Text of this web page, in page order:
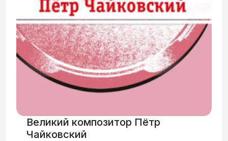
Великий композитор Пётр
Чайковский